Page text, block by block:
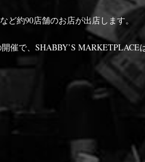
約90店舗のお店が出店します。
催で、SHABBY’S MARKETPLACE